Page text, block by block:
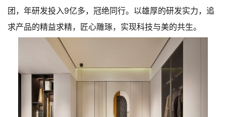
团，年研发投入9亿多，冠绝同行。以雄厚的研发实力，追
求产品的精益求精，匠心雕琢，实现科技与美的共生。